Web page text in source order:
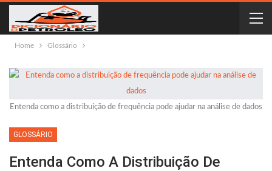
Home Glossário
Entenda como a distribuição de frequência pode ajudar na análise de dados
GLOSSÁRIO
Entenda Como A Distribuição De